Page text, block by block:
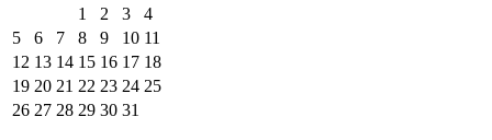
1
2 3
4
5
6 7 8 9 10 11
12 13 14 15 16 17 18
19 20 21 22 23 24 25
26 27 28 29 30 31